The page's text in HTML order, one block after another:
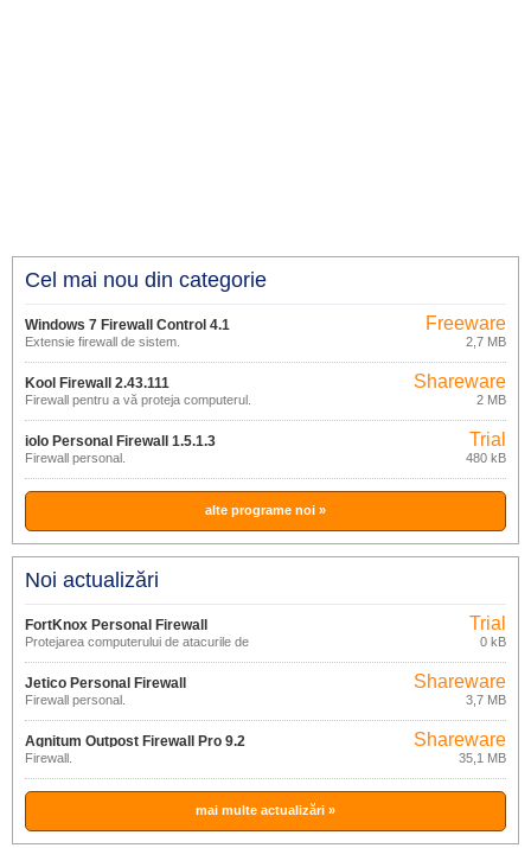
Cel mai nou din categorie
Windows 7 Firewall Control 4.1
Extensie firewall de sistem.
Freeware
2,7 MB
Kool Firewall 2.43.111
Firewall pentru a vă proteja computerul.
Shareware
2 MB
iolo Personal Firewall 1.5.1.3
Firewall personal.
Trial
480 kB
alte programe noi »
Noi actualizări
FortKnox Personal Firewall
23.0.800
Protejarea computerului de atacurile de
Trial
0 kB
Jetico Personal Firewall
2.1.0.14.2481
Firewall personal.
Shareware
3,7 MB
Agnitum Outpost Firewall Pro 9.2
Firewall.
Shareware
35,1 MB
mai multe actualizări »